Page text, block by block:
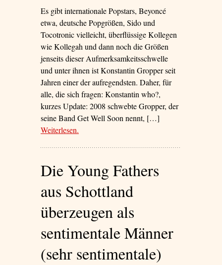
Es gibt internationale Popstars, Beyoncé
etwa, deutsche Popgrößen, Sido und
Tocotronic vielleicht, überflüssige Kollegen
wie Kollegah und dann noch die Größen
jenseits dieser Aufmerksamkeitsschwelle
und unter ihnen ist Konstantin Gropper seit
Jahren einer der aufregendsten. Daher, für
alle, die sich fragen: Konstantin who?,
kurzes Update: 2008 schwebte Gropper, der
seine Band Get Well Soon nennt, […]
Weiterlesen– ‘Eine Raumsonde schwebt über uns’
.
Die Young Fathers
aus Schottland
überzeugen als
sentimentale Männer
(sehr sentimentale)